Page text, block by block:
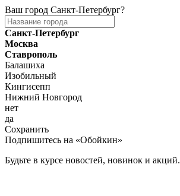
Ваш город Санкт-Петербург?
Санкт-Петербург
Москва
Ставрополь
Балашиха
Изобильный
Кингисепп
Нижний Новгород
нет
да
Сохранить
Подпишитесь на «Обойкин»
Будьте в курсе новостей, новинок и акций.